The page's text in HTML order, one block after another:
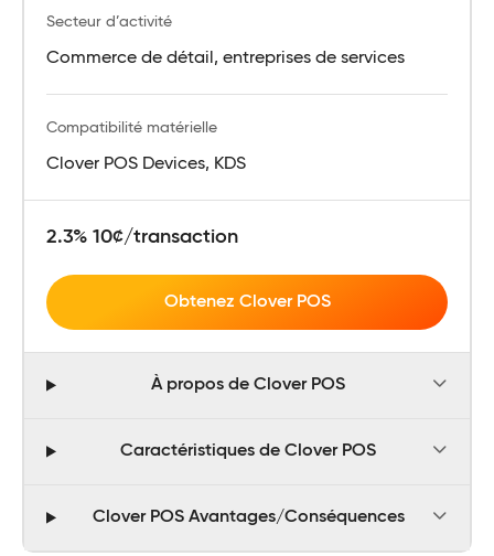
Secteur d’activité
Commerce de détail, entreprises de services
Compatibilité matérielle
Clover POS Devices, KDS
2.3% 10¢/transaction
Obtenez Clover POS
À propos de Clover POS
Caractéristiques de Clover POS
Clover POS Avantages/Conséquences